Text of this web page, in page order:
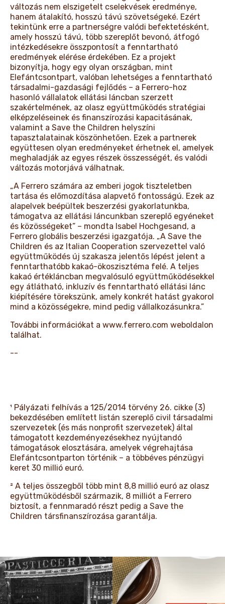
változás nem elszigetelt cselekvések eredménye,
hanem átalakító, hosszú távú szövetségeké. Ezért
tekintünk erre a partnerségre valódi befektetésként,
amely hosszú távú, több szereplőt bevonó, átfogó
intézkedésekre összpontosít a fenntartható
eredmények elérése érdekében. Ez a projekt
bizonyítja, hogy egy olyan országban, mint
Elefántcsontpart, valóban lehetséges a fenntartható
társadalmi-gazdasági fejlődés – a Ferrero-hoz
hasonló vállalatok ellátási láncban szerzett
szakértelmének, az olasz együttműködés stratégiai
elképzeléseinek és finanszírozási kapacitásának,
valamint a Save the Children helyszíni
tapasztalatainak köszönhetően. Ezek a partnerek
együttesen olyan eredményeket érhetnek el, amelyek
meghaladják az egyes részek összességét, és valódi
változás motorjává válhatnak.
„A Ferrero számára az emberi jogok tiszteletben
tartása és előmozdítása alapvető fontosságú. Ezek az
alapelvek beépültek beszerzési gyakorlatunkba,
támogatva az ellátási láncunkban szereplő egyéneket
és közösségeket” – mondta Isabel Hochgesand, a
Ferrero globális beszerzési igazgatója. „A Save the
Children és az Italian Cooperation szervezettel való
együttműködés új szakasza jelentős lépést jelent a
fenntarthatóbb kakaó-ökoszisztéma felé. A teljes
kakaó értékláncban megvalósuló együttműködésekkel
egy átlátható, inkluzív és fenntartható ellátási lánc
kiépítésére törekszünk, amely konkrét hatást gyakorol
mind a közösségekre, mind pedig vállalkozásunkra.”
További információkat a www.ferrero.com weboldalon
találhat.
--
¹ Pályázati felhívás a 125/2014 törvény 26. cikke (3)
bekezdésében említett listán szereplő civil társadalmi
szervezetek (és más nonprofit szervezetek) által
támogatott kezdeményezésekhez nyújtandó
támogatások elosztására, amelyek végrehajtása
Elefántcsontparton történik – a többéves pénzügyi
keret 30 millió euró.
² A teljes összegből több mint 8,8 millió euró az olasz
együttműködésből származik, 8 milliót a Ferrero
biztosít, a fennmaradó részt pedig a Save the
Children társfinanszírozása garantálja.